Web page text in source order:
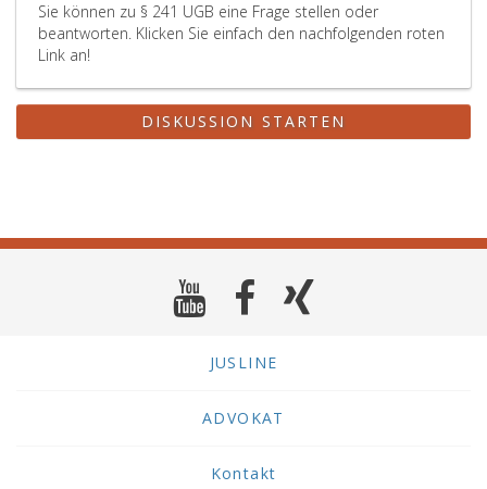
Sie können zu § 241 UGB eine Frage stellen oder
beantworten. Klicken Sie einfach den nachfolgenden roten
Link an!
DISKUSSION STARTEN
JUSLINE
ADVOKAT
Kontakt